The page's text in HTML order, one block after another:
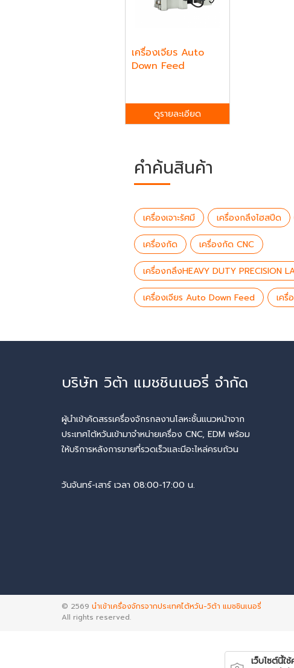
เครื่องเจียร Auto
Down Feed
ดูรายละเอียด
คำค้นสินค้า
เครื่องเจาะรัศมี เครื่องกลึงไฮสปีด
เครื่องกัด เครื่องกัด CNC
เครื่องกลึงHEAVY DUTY PRECISION
เครื่องเจียร Auto Down Feed เครื่
บริษัท วิต้า แมชชินเนอรี่ จำกัด
ผู้นำเข้าคัดสรรเครื่องจักรกลงานโลหะชั้นแนวหน้าจาก
ประเทศไต้หวันเข้ามาจำหน่ายเครื่อง CNC, EDM พร้อม
ให้บริการหลังการขายที่รวดเร็วและมีอะไหล่ครบถ้วน
วันจันทร์-เสาร์ เวลา 08:00-17:00 น.
© 2569 นำเข้าเครื่องจักรจากประเทศไต้หวัน-วิต้า แมชชินเนอรี่
All rights reserved.
เว็บไซต์นี้ใ